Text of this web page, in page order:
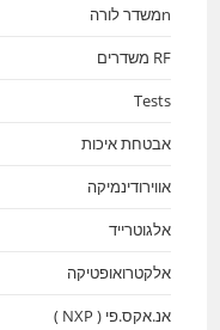
nמשדר לורה
RF משדרים
Tests
אבטחת איכות
אווירודינמיקה
אלגוטרייד
אלקטרואופטיקה
אנ.אקס.פי ( NXP )